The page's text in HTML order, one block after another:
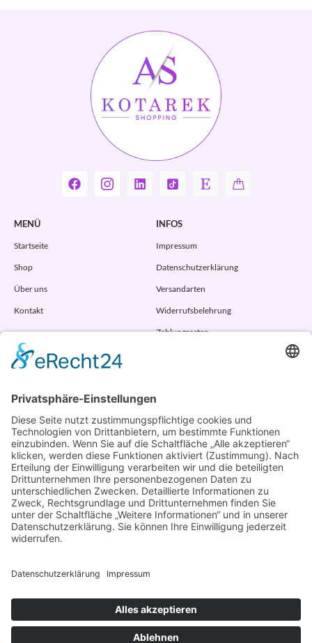
MENÜ
Startseite
Shop
Über uns
Kontakt
INFOS
Impressum
Datenschutzerklärung
Versandarten
Widerrufsbelehrung
Zahlungsarten
ADRESSE
Randstr. 28
47804 Krefeld
+49 176 58266120
+49 176 58266120
+48 609 953 066
info@kotarek.com
Verpackungsregister LUCID: DE2926643562464